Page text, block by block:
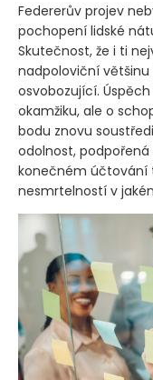
Federerův projev
pochopení lidské
Skutečnost, že i ti
nadpoloviční
osvobozující.
okamžiku, ale o
bodu znovu
odolnost,
konečném účtování
nesmrtelností v